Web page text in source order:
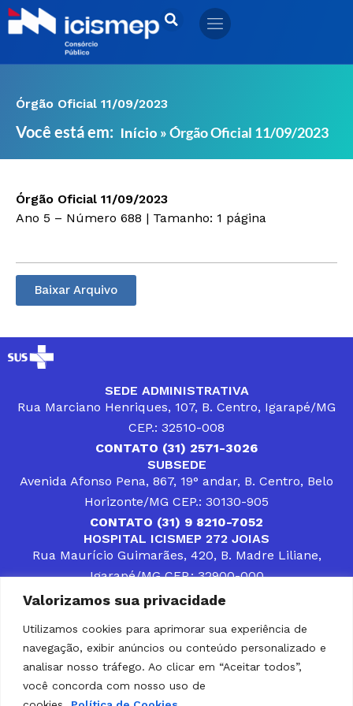
Valorizamos sua privacidade
Utilizamos cookies para aprimorar sua experiência de
navegação, exibir anúncios ou conteúdo personalizado e
analisar nosso tráfego. Ao clicar em “Aceitar todos”,
você concorda com nosso uso de
Ir
para
Órgão Oficial 11/09/2023
Você está em: Início »Órgão Oficial 11/09/2023
Órgão Oficial 11/09/2023
Ano 5 – Número 688 | Tamanho: 1 página
Baixar Arquivo
SEDE ADMINISTRATIVA
Rua Marciano Henriques, 107, B. Centro, Igarapé/MG
CEP.: 32510-008
CONTATO (31) 2571-3026
SUBSEDE
Avenida Afonso Pena, 867, 19° andar, B. Centro, Belo
Horizonte/MG CEP.: 30130-905
CONTATO (31) 9 8210-7052
HOSPITAL ICISMEP 272 JOIAS
Rua Maurício Guimarães, 420, B. Madre Liliane,
Igarapé/MG CEP.: 32900-000
CONTATOS (31) 3512-4400 ou (31) 9 8309-8660
DESENVOLVER SOLUÇÕES, AÇÕES E SERVIÇOS
PÚBLICOS QUE COMPLEMENTEM A ASSISTÊNCIA À
POPULAÇÃO DA REGIÃO EM QUE ATUA, SENDO
PARCEIRO DOS MUNICÍPIOS CONSORCIADOS NA
SOLUÇÃO DE DIFICULDADES ENFRENTADAS POR
GESTORES MUNICIPAIS, É O COMPROMISSO DO
ICISMEP.